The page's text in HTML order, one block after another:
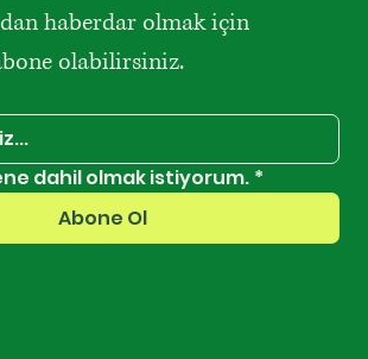
haberdar olmak için
olabilirsiniz.
dahil olmak istiyorum. *
Abone Ol